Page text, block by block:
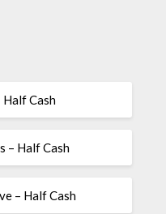
Cash
– Half Cash
– Half Cash